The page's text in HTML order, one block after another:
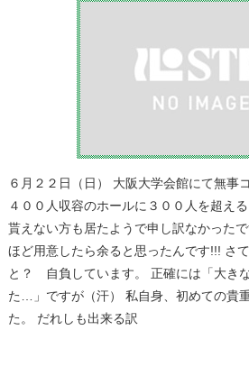
６月２２日（日） 大阪大学会館にて無事
４００人収容のホールに３００人を超え
貰えない方も居たようで申し訳なかっ
ほど用意したら余ると思ったんです!!! さ
と？ 自負しています。 正確には「大き
た…」ですが（汗） 私自身、初めての貴
た。 だれしも出来る訳